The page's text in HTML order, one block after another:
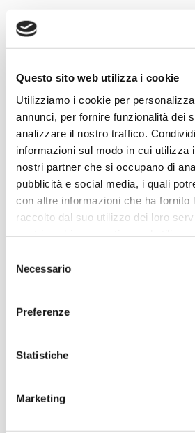
Questo sito web utilizza i cookie
Utilizziamo i cookie per
annunci, per fornire funzionalità dei
analizzare il nostro traffico.
informazioni sul modo in cui utilizza
nostri partner che si occupano di
pubblicità e social media, i quali
con altre informazioni che ha fornito
raccolto dal suo utilizzo dei loro
delNecessario
Preferenze
Statistiche
Marketing
Scopri la gamma modulare Harmony ZB4 in
semplicità di installazione, flessibilità e
applicazioni industriali.